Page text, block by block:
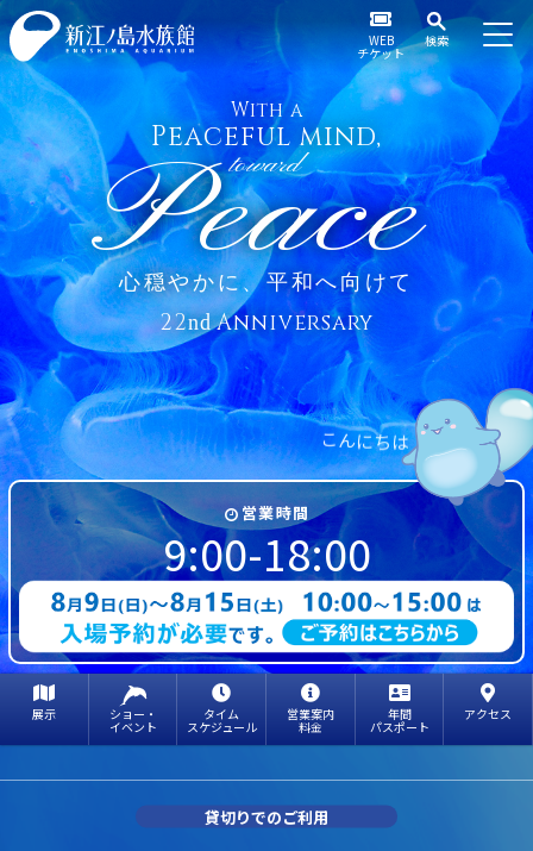
WEB
チケット
検索
With a
Peaceful mind,
toward
Peace
心穏やかに、平和へ向けて
22ndAnniversary
営業時間
9:00-18:00
こんにちは
展示 ショー・
イベント
タイム
スケジュール
営業案内
料金
年間
パスポート
アクセス
貸切りでのご利用